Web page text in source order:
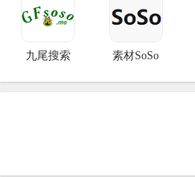
九尾搜索 素材SoSo